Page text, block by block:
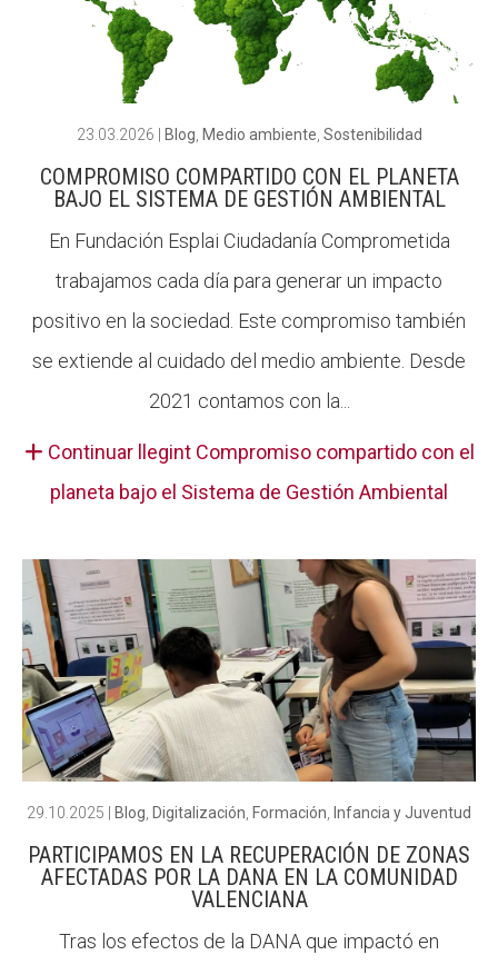
23.03.2026 Blog Medio ambiente Sostenibilidad
COMPROMISO COMPARTIDO CON EL PLANETA
BAJO EL SISTEMA DE GESTIÓN AMBIENTAL
En Fundación Esplai Ciudadanía Comprometida
trabajamos cada día para generar un impacto
positivo en la sociedad. Este compromiso también
se extiende al cuidado del medio ambiente. Desde
2021 contamos con la...
Continuar llegint Compromiso compartido con el
planeta bajo el Sistema de Gestión Ambiental
29.10.2025 Blog Digitalización Formación Infancia y Juventud
PARTICIPAMOS EN LA RECUPERACIÓN DE ZONAS
AFECTADAS POR LA DANA EN LA COMUNIDAD
VALENCIANA
Tras los efectos de la DANA que impactó en